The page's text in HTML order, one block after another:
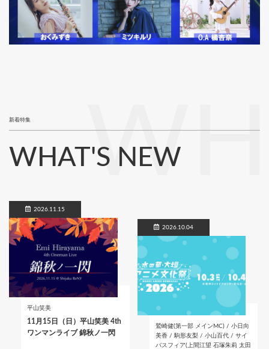
新着特集
WHAT'S NEW
2026.11.15
平山笑美
11月15日（日）平山笑美 4th
ワンマンライブ 錦秋ノ一閃
2026.10.04
鷲崎健(第一部 メインMC) / 小日向
美香 / 駒形友梨 / 小山百代 / サイ
バスフィア(上間江望 石塚朱莉 太田